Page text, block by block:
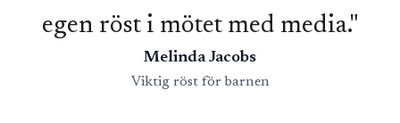
egen röst i mötet med media."
Melinda Jacobs
Viktig röst för barnen